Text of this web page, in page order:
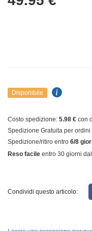
Disponibile
Costo spedizione: 5.98 € con
Spedizione Gratuita per
Spedizione/ritiro entro 6/8
Reso facile entro 30 giorni
Condividi questo articolo: